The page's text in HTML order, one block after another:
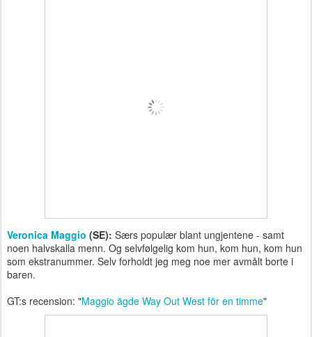
Veronica Maggio (SE): Særs populær blant ungjentene - samt
noen halvskalla menn. Og selvfølgelig kom hun, kom hun, kom hun
som ekstranummer. Selv forholdt jeg meg noe mer avmålt borte i
baren.
GT:s recension: "Maggio ägde Way Out West för en timme"